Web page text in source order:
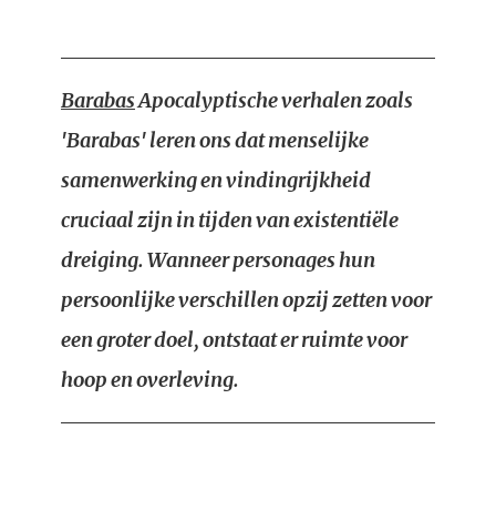
BarabasApocalyptische verhalen zoals
'Barabas' leren ons dat menselijke
samenwerking en vindingrijkheid
cruciaal zijn in tijden van existentiële
dreiging. Wanneer personages hun
persoonlijke verschillen opzij zetten voor
een groter doel, ontstaat er ruimte voor
hoop en overleving.